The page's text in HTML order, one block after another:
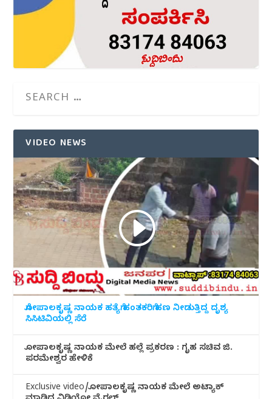
VIDEO NEWS
ಗೋಪಾಲಕೃಷ್ಣ ನಾಯಕ ಹತ್ಯೆಗೆ ಹಂತಕರಿಗೆ ಹಣ ನೀಡುತ್ತಿದ್ದ ದೃಶ್ಯ
ಸಿಸಿಟಿವಿಯಲ್ಲಿ ಸೆರೆ
ಗೋಪಾಲಕೃಷ್ಣ ನಾಯಕ ಮೇಲೆ ಹಲ್ಲೆ ಪ್ರಕರಣ : ಗೃಹ ಸಚಿವ ಜಿ.
ಪರಮೇಶ್ವರ ಹೇಳಿಕೆ
Exclusive video/ಗೋಪಾಲಕೃಷ್ಣ ನಾಯಕ ಮೇಲೆ ಅಟ್ಯಾಕ್